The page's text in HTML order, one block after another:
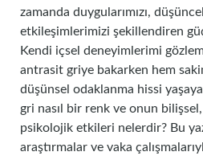
zamanda duygularımızı,
etkileşimlerimizi şekillendiren
Kendi içsel deneyimlerimi
antrasit griye bakarken hem
düşünsel odaklanma hissi
gri nasıl bir renk ve onun
psikolojik etkileri nelerdir? Bu
araştırmalar ve vaka